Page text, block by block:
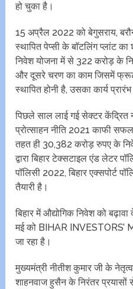
हो चुका है।
15 अप्रैल 2022 को बेगुसराय,
स्थापित पेप्सी के बॉटलिंग प्लांट
निवेश योजना में से 322 करोड़ के
और दूसरे चरण का काम जिसमें
स्थापित होनी है, उसका कार्य
पिछले साल लाई गई सेक्टर केंद्रित
प्रोत्साहन नीति 2021 काफी
तहत ही 30,382 करोड़ रुपए के
द्वारा बिहार टेक्सटाइल एंड लेटर
पॉलिसी 2022, बिहार एक्सपोर्ट
तैयारी है।
बिहार में औद्योगिक निवेश को
मई को BIHAR INVESTORS’
जा रहा है।
मुख्यमंत्री नीतीश कुमार जी के
शाहनवाज हुसैन के निरंतर प्रयासों